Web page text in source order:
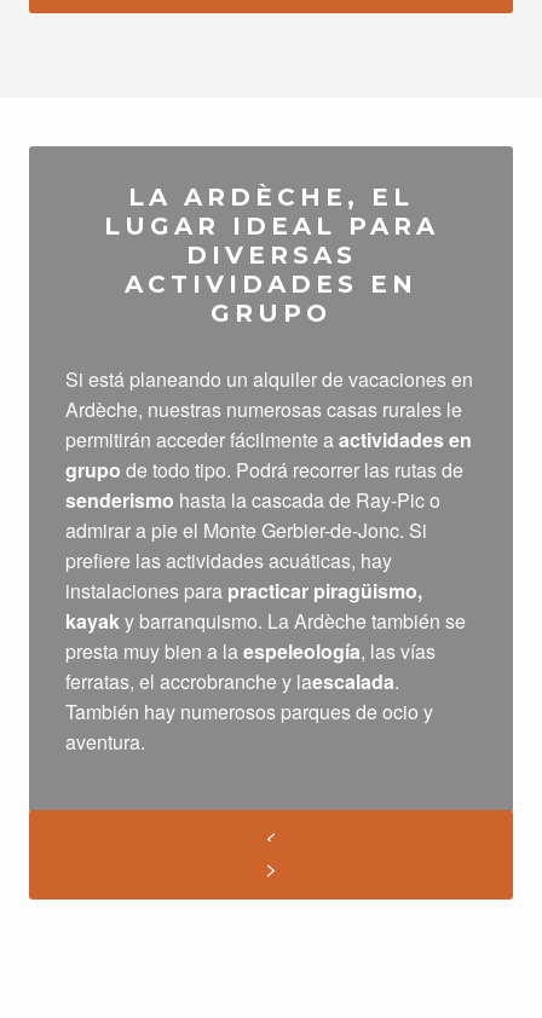
LA ARDÈCHE, EL
LUGAR IDEAL PARA
DIVERSAS
ACTIVIDADES EN
GRUPO
Si está planeando un alquiler de vacaciones en
Ardèche, nuestras numerosas casas rurales le
permitirán acceder fácilmente aactividades en
grupo de todo tipo. Podrá recorrer las rutas de
senderismo hasta la cascada de Ray-Pic o
admirar a pie el Monte Gerbier-de-Jonc. Si
prefiere las actividades acuáticas, hay
instalaciones para practicar piragüismo,
kayaky barranquismo. La Ardèche también se
presta muy bien a laespeleología, las vías
ferratas, el accrobranche y laescalada.
También hay numerosos parques de ocio y
aventura.